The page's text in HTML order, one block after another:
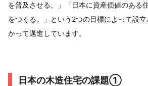
を普及させる。」「日本に資産価値のある
をつくる。」という2つの目標によって設
かって邁進しています。
日本の木造住宅の課題①